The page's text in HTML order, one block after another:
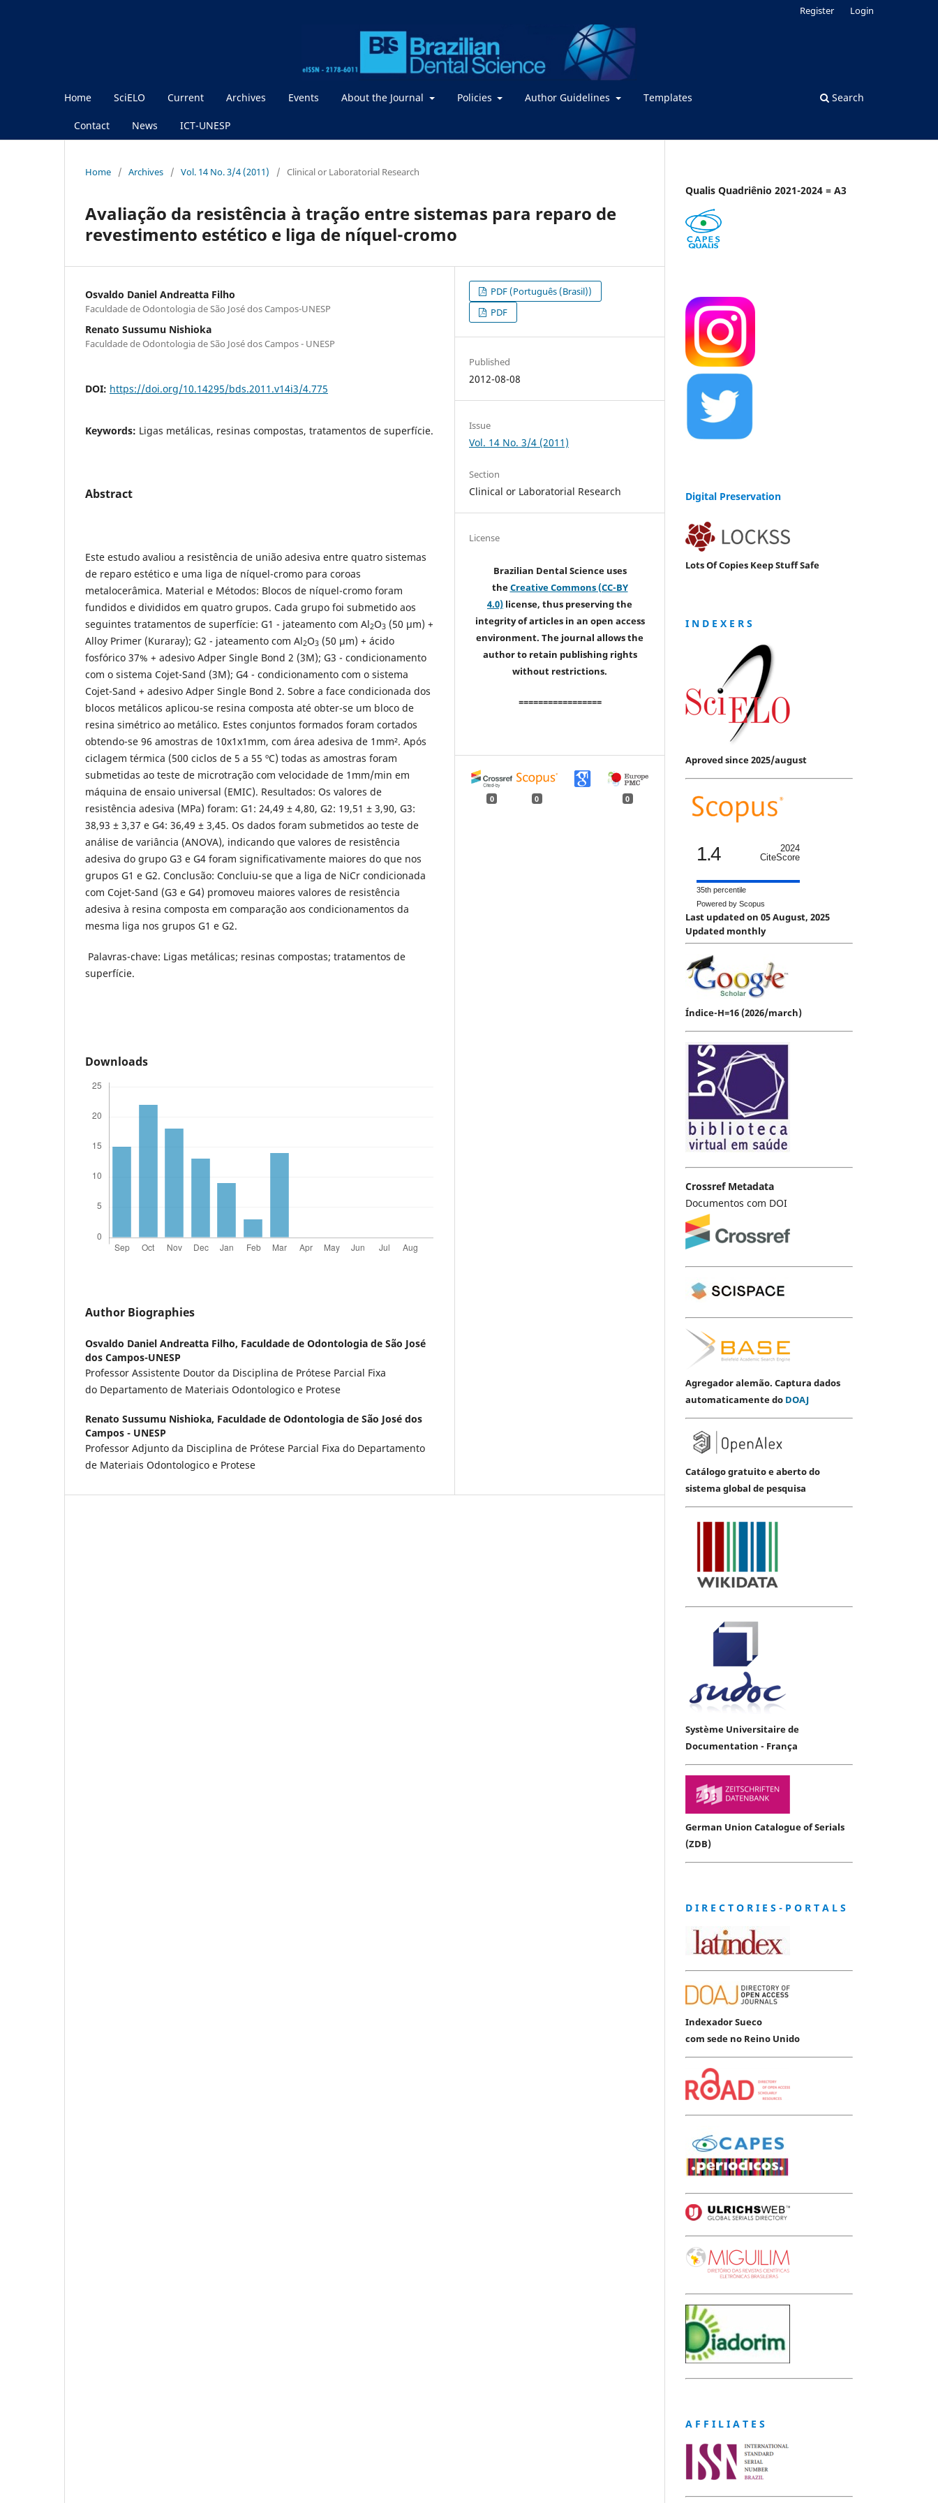
Home SciELO Current Archives Events About the Journal Policies Author Guidelines Templates
Contact News ICT-UNESP
Search
Register Login
Home / Archives / Vol. 14 No. 3/4 (2011) / Clinical or Laboratorial Research
Avaliação da resistência à tração entre sistemas para reparo de
revestimento estético e liga de níquel-cromo
Osvaldo Daniel Andreatta Filho
Faculdade de Odontologia de São José dos Campos-UNESP
Renato Sussumu Nishioka
Faculdade de Odontologia de São José dos Campos - UNESP
DOI: https://doi.org/10.14295/bds.2011.v14i3/4.775
Keywords: Ligas metálicas, resinas compostas, tratamentos de superfície.
Abstract
Este estudo avaliou a resistência de união adesiva entre quatro sistemas
de reparo estético e uma liga de níquel-cromo para coroas
metalocerâmica. Material e Métodos: Blocos de níquel-cromo foram
fundidos e divididos em quatro grupos. Cada grupo foi submetido aos
seguintes tratamentos de superfície: G1 - jateamento com Al2O3 (50 µm) +
Alloy Primer (Kuraray); G2 - jateamento com Al2O3 (50 µm) + ácido
fosfórico 37% + adesivo Adper Single Bond 2 (3M); G3 - condicionamento
com o sistema Cojet-Sand (3M); G4 - condicionamento com o sistema
Cojet-Sand + adesivo Adper Single Bond 2. Sobre a face condicionada dos
blocos metálicos aplicou-se resina composta até obter-se um bloco de
resina simétrico ao metálico. Estes conjuntos formados foram cortados
obtendo-se 96 amostras de 10x1x1mm, com área adesiva de 1mm². Após
ciclagem térmica (500 ciclos de 5 a 55 ºC) todas as amostras foram
submetidas ao teste de microtração com velocidade de 1mm/min em
máquina de ensaio universal (EMIC). Resultados: Os valores de
resistência adesiva (MPa) foram: G1: 24,49 ± 4,80, G2: 19,51 ± 3,90, G3:
38,93 ± 3,37 e G4: 36,49 ± 3,45. Os dados foram submetidos ao teste de
análise de variância (ANOVA), indicando que valores de resistência
adesiva do grupo G3 e G4 foram significativamente maiores do que nos
grupos G1 e G2. Conclusão: Concluiu-se que a liga de NiCr condicionada
com Cojet-Sand (G3 e G4) promoveu maiores valores de resistência
adesiva à resina composta em comparação aos condicionamentos da
mesma liga nos grupos G1 e G2.
Palavras-chave: Ligas metálicas; resinas compostas; tratamentos de
superfície.
Downloads
Author Biographies
Osvaldo Daniel Andreatta Filho, Faculdade de Odontologia de São José
dos Campos-UNESP
Professor Assistente Doutor da Disciplina de Prótese Parcial Fixa
do Departamento de Materiais Odontologico e Protese
Renato Sussumu Nishioka, Faculdade de Odontologia de São José dos
Campos - UNESP
Professor Adjunto da Disciplina de Prótese Parcial Fixa do Departamento
de Materiais Odontologico e Protese
PDF (Português (Brasil))
PDF
Published
2012-08-08
Issue
Vol. 14 No. 3/4 (2011)
Section
Clinical or Laboratorial Research
License
Brazilian Dental Science uses
theCreative Commons (CC-BY
4.0) license, thus preserving the
integrity of articles in an open access
environment. The journal allows the
author to retain publishing rights
without restrictions.
=================
0 0 0
Qualis Quadriênio 2021-2024 = A3
Digital Preservation
Lots Of Copies Keep Stuff Safe
I N D E X E R S
Aproved since 2025/august
1.4
2024
CiteScore
35th percentile
Powered by Scopus
Last updated on 05 August, 2025
Updated monthly
Índice-H=16 (2026/march)
Crossref Metadata
Documentos com DOI
Agregador alemão. Captura dados
automaticamente do DOAJ
Catálogo gratuito e aberto do
sistema global de pesquisa
Système Universitaire de
Documentation - França
German Union Catalogue of Serials
(ZDB)
D I R E C T O R I E S - P O R T A L S
Indexador Sueco
com sede no Reino Unido
A F F I L I A T E S